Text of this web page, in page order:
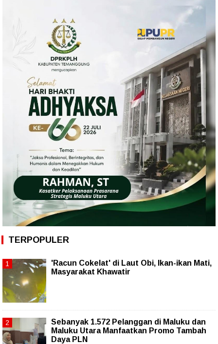
TERPOPULER
'Racun Cokelat' di Laut Obi, Ikan-ikan Mati,
Masyarakat Khawatir
Sebanyak 1.572 Pelanggan di Maluku dan
Maluku Utara Manfaatkan Promo Tambah
Daya PLN